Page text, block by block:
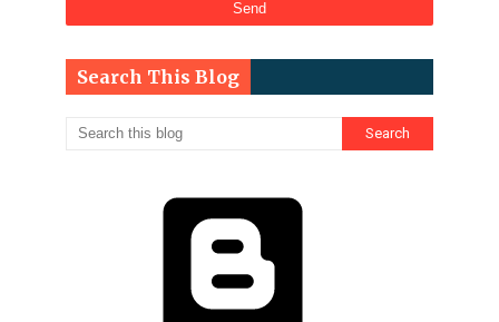
Search This Blog